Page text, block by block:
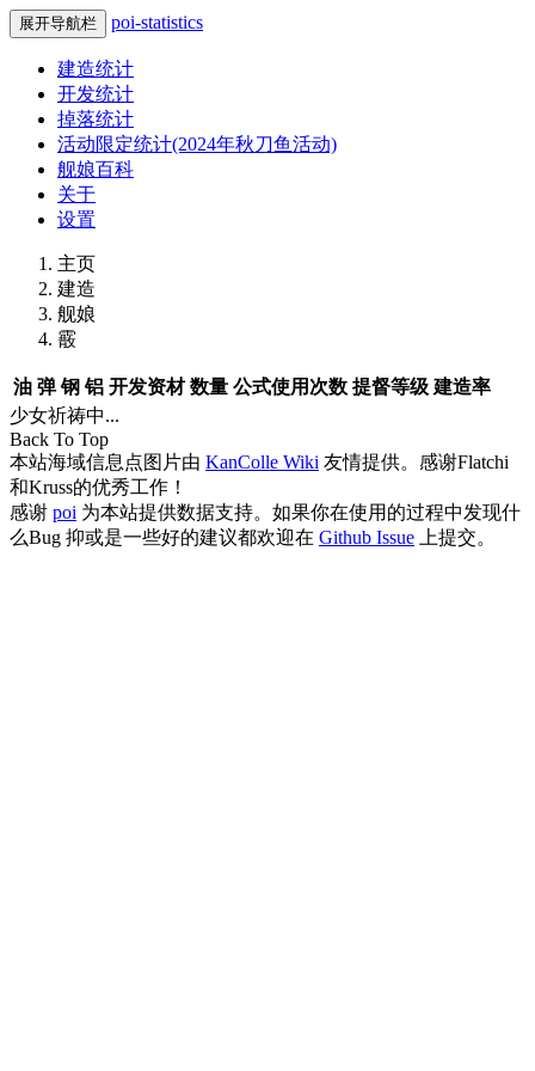
展开导航栏 poi-statistics
建造统计
开发统计
掉落统计
活动限定统计(2024年秋刀鱼活动)
舰娘百科
关于
设置
主页
建造
舰娘
霰
油 弹 钢 铝 开发资材 数量 公式使用次数 提督等级 建造率
少女祈祷中...
Back To Top
本站海域信息点图片由 KanColle Wiki 友情提供。感谢Flatchi
和Kruss的优秀工作！
感谢 poi 为本站提供数据支持。如果你在使用的过程中发现什
么Bug 抑或是一些好的建议都欢迎在 Github Issue 上提交。